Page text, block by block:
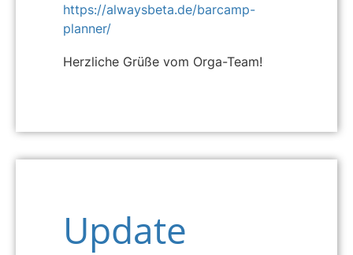
https://alwaysbeta.de/barcamp-
planner/
Herzliche Grüße vom Orga-Team!
Update